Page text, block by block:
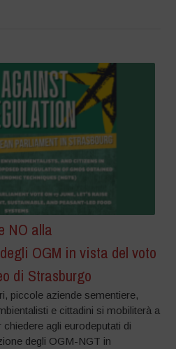
NO alla
OGM in vista del voto
di Strasburgo
piccole aziende sementiere,
e cittadini si mobiliterà a
agli eurodeputati di
degli OGM-NGT in